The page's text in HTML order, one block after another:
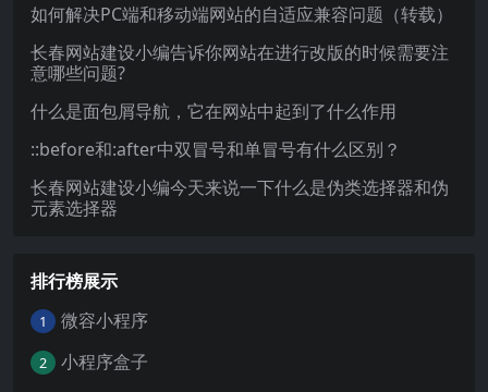
如何解决PC端和移动端网站的自适应兼容问题（转载）
长春网站建设小编告诉你网站在进行改版的时候需要注
意哪些问题?
什么是面包屑导航，它在网站中起到了什么作用
::before和:after中双冒号和单冒号有什么区别？
长春网站建设小编今天来说一下什么是伪类选择器和伪
元素选择器
排行榜展示
1 微容小程序
2 小程序盒子